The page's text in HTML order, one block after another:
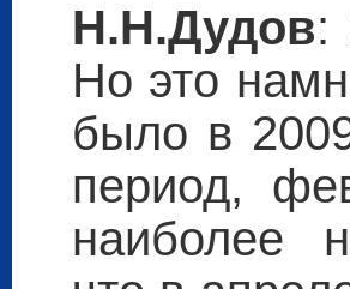
Н.Н.Дудов:
Но это
было в
период,
наиболее